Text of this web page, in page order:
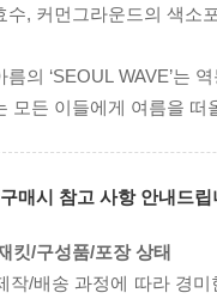
수, 커먼그라운드의 색소
름의 ‘SEOUL WAVE’는
모든 이들에게 여름을 떠
매시 참고 사항 안내드립
킷/구성품/포장 상태
작/배송 과정에 따라 경